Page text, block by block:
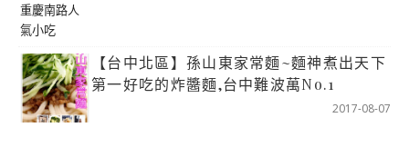
【台中北區】孫山東家常麵~麵神煮出天下
第一好吃的炸醬麵,台中難波萬No.1
2017-08-07